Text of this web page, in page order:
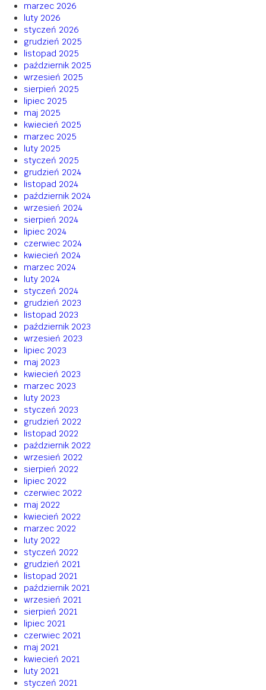
marzec 2026
luty 2026
styczeń 2026
grudzień 2025
listopad 2025
październik 2025
wrzesień 2025
sierpień 2025
lipiec 2025
maj 2025
kwiecień 2025
marzec 2025
luty 2025
styczeń 2025
grudzień 2024
listopad 2024
październik 2024
wrzesień 2024
sierpień 2024
lipiec 2024
czerwiec 2024
kwiecień 2024
marzec 2024
luty 2024
styczeń 2024
grudzień 2023
listopad 2023
październik 2023
wrzesień 2023
lipiec 2023
maj 2023
kwiecień 2023
marzec 2023
luty 2023
styczeń 2023
grudzień 2022
listopad 2022
październik 2022
wrzesień 2022
sierpień 2022
lipiec 2022
czerwiec 2022
maj 2022
kwiecień 2022
marzec 2022
luty 2022
styczeń 2022
grudzień 2021
listopad 2021
październik 2021
wrzesień 2021
sierpień 2021
lipiec 2021
czerwiec 2021
maj 2021
kwiecień 2021
luty 2021
styczeń 2021